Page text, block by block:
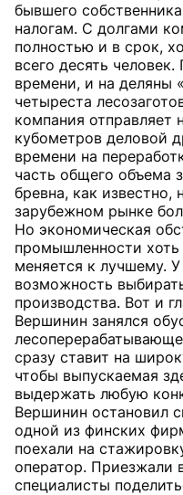
бывшего
налогам. С долгами
полностью и в срок,
всего десять
времени, и на деляны
четыреста
компания отправляет
кубометров деловой
времени на
часть общего объема
бревна, как известно,
зарубежном рынке
Но экономическая
промышленности
меняется к лучшему.
возможность
производства. Вот и
Вершинин занялся
сразу ставит на
чтобы выпускаемая
выдержать любую
Вершинин остановил
одной из финских
поехали на
оператор. Приезжали
специалисты